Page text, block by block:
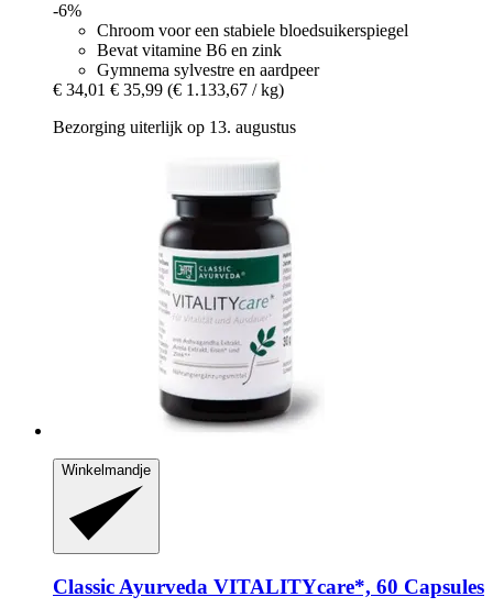
-6%
Chroom voor een stabiele bloedsuikerspiegel
Bevat vitamine B6 en zink
Gymnema sylvestre en aardpeer
€ 34,01 € 35,99 (€ 1.133,67 / kg)
Bezorging uiterlijk op 13. augustus
Winkelmandje
Classic Ayurveda VITALITYcare*, 60 Capsules